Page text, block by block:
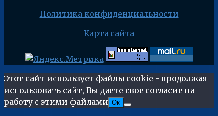
Политика конфиденциальности
Карта сайта
Этот сайт использует файлы cookie - продолжая
использовать сайт, Вы даете свое согласие на
работу с этими файлами Ок